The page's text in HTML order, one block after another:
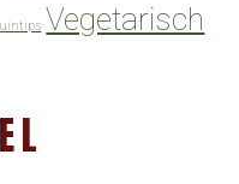
Vegetarisch